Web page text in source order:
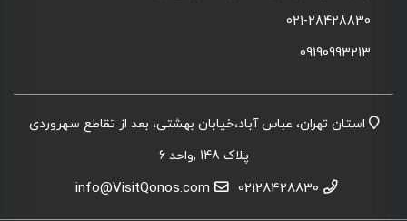
021-28428830
09190993213
استان تهران، عباس آباد،خیابان بهشتی، بعد از تقاطع سهروردی
پلاک 148 ,واحد 6
02128428830
info@VisitQonos.com